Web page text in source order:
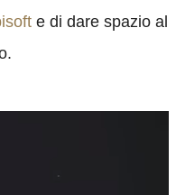
e di dare spazio al